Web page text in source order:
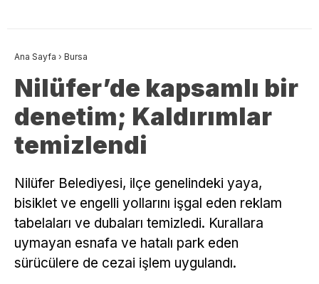
Ana Sayfa › Bursa
Nilüfer’de kapsamlı bir
denetim; Kaldırımlar
temizlendi
Nilüfer Belediyesi, ilçe genelindeki yaya,
bisiklet ve engelli yollarını işgal eden reklam
tabelaları ve dubaları temizledi. Kurallara
uymayan esnafa ve hatalı park eden
sürücülere de cezai işlem uygulandı.